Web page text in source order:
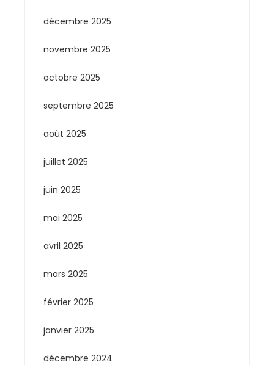
décembre 2025
novembre 2025
octobre 2025
septembre 2025
août 2025
juillet 2025
juin 2025
mai 2025
avril 2025
mars 2025
février 2025
janvier 2025
décembre 2024